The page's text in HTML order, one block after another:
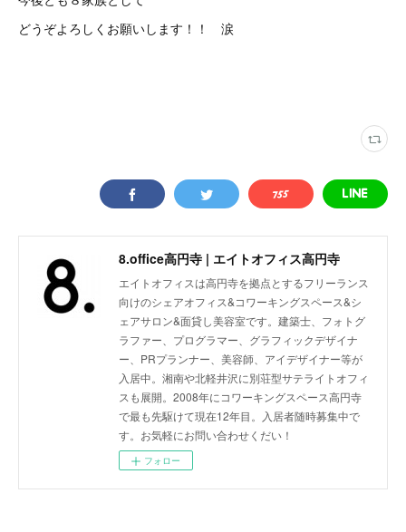
どうぞよろしくお願いします！！ 涙
8.office高円寺 | エイトオフィス高円寺
エイトオフィスは高円寺を拠点とするフリーランス
向けのシェアオフィス&コワーキングスペース&シ
ェアサロン&面貸し美容室です。建築士、フォトグ
ラファー、プログラマー、グラフィックデザイナ
ー、PRプランナー、美容師、アイデザイナー等が
入居中。湘南や北軽井沢に別荘型サテライトオフィ
スも展開。2008年にコワーキングスペース高円寺
で最も先駆けて現在12年目。入居者随時募集中で
す。お気軽にお問い合わせくだい！
フォロー